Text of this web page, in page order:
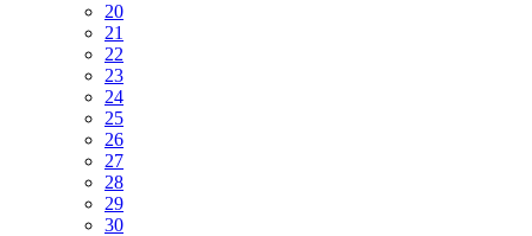
20
21
22
23
24
25
26
27
28
29
30